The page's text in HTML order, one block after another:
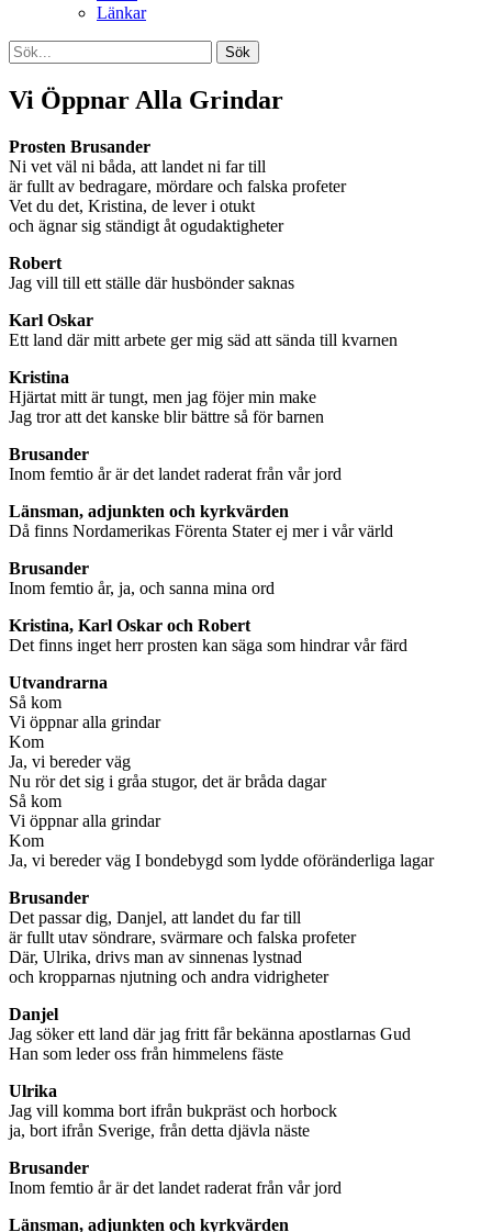
Länkar
Search
Sök
efter:
[label]
Vi Öppnar Alla Grindar
Prosten Brusander
Ni vet väl ni båda, att landet ni far till
är fullt av bedragare, mördare och falska profeter
Vet du det, Kristina, de lever i otukt
och ägnar sig ständigt åt ogudaktigheter
Robert
Jag vill till ett ställe där husbönder saknas
Karl Oskar
Ett land där mitt arbete ger mig säd att sända till kvarnen
Kristina
Hjärtat mitt är tungt, men jag föjer min make
Jag tror att det kanske blir bättre så för barnen
Brusander
Inom femtio år är det landet raderat från vår jord
Länsman, adjunkten och kyrkvärden
Då finns Nordamerikas Förenta Stater ej mer i vår värld
Brusander
Inom femtio år, ja, och sanna mina ord
Kristina, Karl Oskar och Robert
Det finns inget herr prosten kan säga som hindrar vår färd
Utvandrarna
Så kom
Vi öppnar alla grindar
Kom
Ja, vi bereder väg
Nu rör det sig i gråa stugor, det är bråda dagar
Så kom
Vi öppnar alla grindar
Kom
Ja, vi bereder väg I bondebygd som lydde oföränderliga lagar
Brusander
Det passar dig, Danjel, att landet du far till
är fullt utav söndrare, svärmare och falska profeter
Där, Ulrika, drivs man av sinnenas lystnad
och kropparnas njutning och andra vidrigheter
Danjel
Jag söker ett land där jag fritt får bekänna apostlarnas Gud
Han som leder oss från himmelens fäste
Ulrika
Jag vill komma bort ifrån bukpräst och horbock
ja, bort ifrån Sverige, från detta djävla näste
Brusander
Inom femtio år är det landet raderat från vår jord
Länsman, adjunkten och kyrkvärden